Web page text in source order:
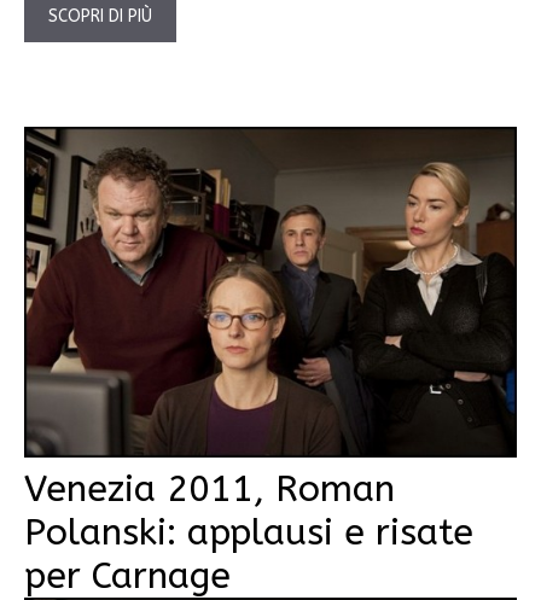
SCOPRI DI PIÙ
Venezia 2011, Roman
Polanski: applausi e risate
per Carnage